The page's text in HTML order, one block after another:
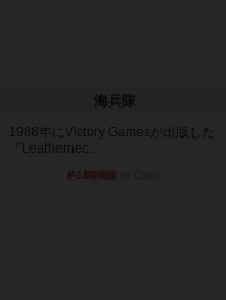
海兵隊
1988年にVictory Gamesが出版した
『Leathernec...
約14時間前